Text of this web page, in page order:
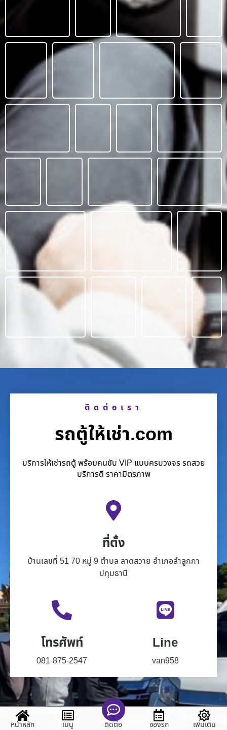
ติดต่อเรา
รถตู้ให้เช่า.com
บริการให้เช่ารถตู้ พร้อมคนขับ VIP แบบครบวงจร รถสวย
บริการดี ราคามิตรภาพ
ที่ตั้ง
บ้านเลขที่ 51 70 หมู่ 9 ตำบล ลาดสวาย อำเภอลำลูกกา
ปทุมธานี
โทรศัพท์
081-875-2547
Line
van958
หน้าหลัก เมนู ติดต่อ จองรถ เพิ่มเติม